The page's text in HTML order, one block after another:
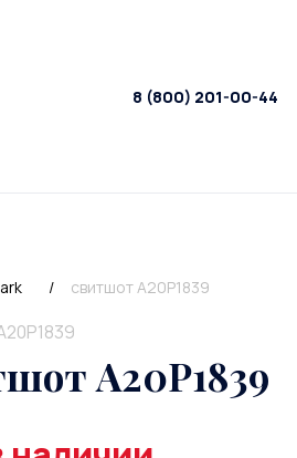
8 (800) 201-00-44
/ свитшот A20P1839
A20P1839